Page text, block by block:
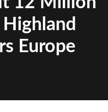
Europe